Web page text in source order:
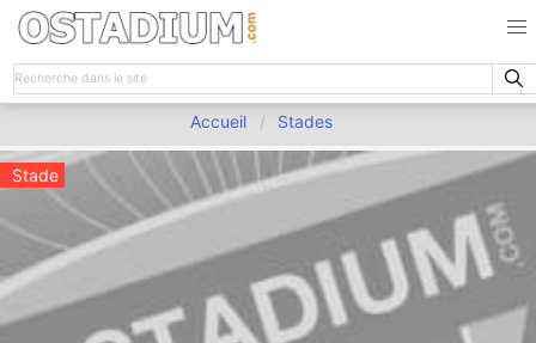
Accueil Stades
Stade